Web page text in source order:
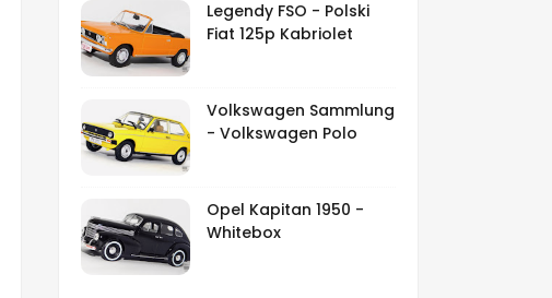
Legendy FSO - Polski
Fiat 125p Kabriolet
Volkswagen Sammlung
- Volkswagen Polo
Opel Kapitan 1950 -
Whitebox